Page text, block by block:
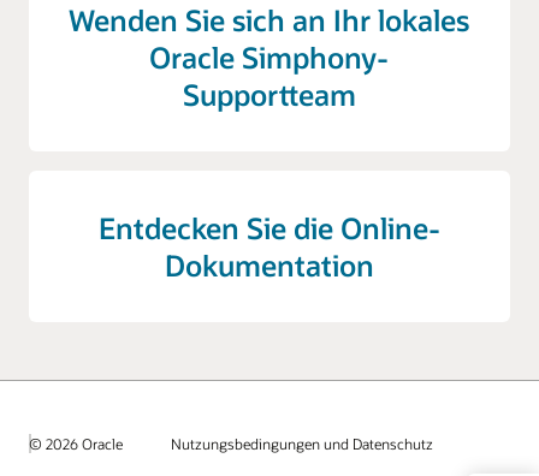
Wenden Sie sich an Ihr lokales
Oracle Simphony-
Supportteam
Entdecken Sie die Online-
Dokumentation
© 2026 Oracle Nutzungsbedingungen und Datenschutz